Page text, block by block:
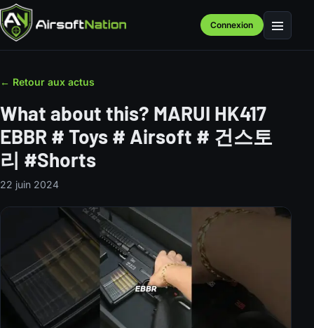
Connexion Menu
← Retour aux actus
What about this? MARUI HK417
EBBR # Toys # Airsoft # 건스토
리 #Shorts
22 juin 2024